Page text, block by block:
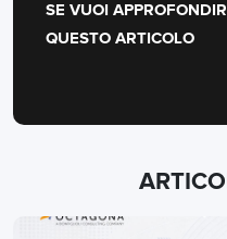
SE VUOI
QUESTO ARTICOLO